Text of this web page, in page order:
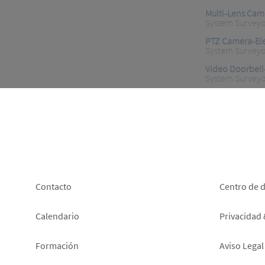
Multi-Lens
System
PTZ Camera-
System
Video
System
Footer
left
Contacto
Calendario
Formación
right
Centro de
Privacidad
Aviso Legal